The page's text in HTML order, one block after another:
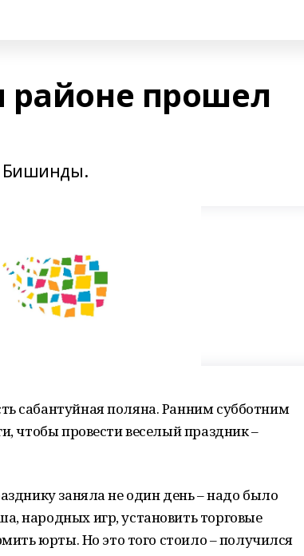
районе прошел
Бишинды.
сабантуйная поляна. Ранним субботним
чтобы провести веселый праздник –
заняла не один день – надо было
народных игр, установить торговые
юрты. Но это того стоило – получился